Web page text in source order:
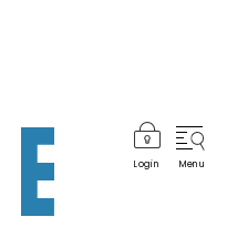
Login Menu